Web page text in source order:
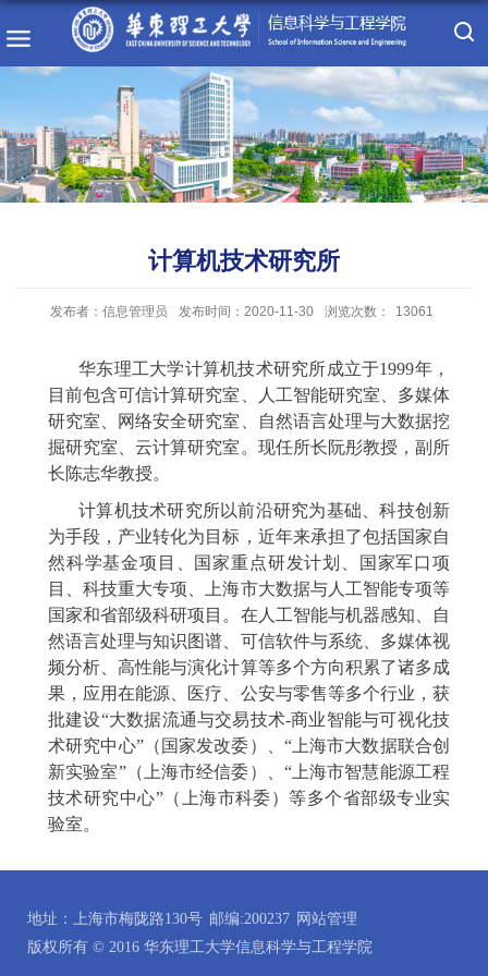
计算机技术研究所
发布者：信息管理员 发布时间：2020-11-30 浏览次数： 13061
华东理工大学计算机技术研究所成立于1999年，
目前包含可信计算研究室、人工智能研究室、多媒体
研究室、网络安全研究室、自然语言处理与大数据挖
掘研究室、云计算研究室。现任所长阮彤教授，副所
长陈志华教授。
计算机技术研究所以前沿研究为基础、科技创新
为手段，产业转化为目标，近年来承担了包括国家自
然科学基金项目、国家重点研发计划、国家军口项
目、科技重大专项、上海市大数据与人工智能专项等
国家和省部级科研项目。在人工智能与机器感知、自
然语言处理与知识图谱、可信软件与系统、多媒体视
频分析、高性能与演化计算等多个方向积累了诸多成
果，应用在能源、医疗、公安与零售等多个行业，获
批建设“大数据流通与交易技术-商业智能与可视化技
术研究中心”（国家发改委）、“上海市大数据联合创
新实验室”（上海市经信委）、“上海市智慧能源工程
技术研究中心”（上海市科委）等多个省部级专业实
验室。
地址：上海市梅陇路130号 邮编:200237 网站管理
版权所有 © 2016 华东理工大学信息科学与工程学院